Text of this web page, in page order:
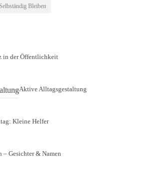
Selbständig Bleiben
in der Öffentlichkeit
Aktive Alltagsgestaltung
Kleine Helfer
Gesichter & Namen